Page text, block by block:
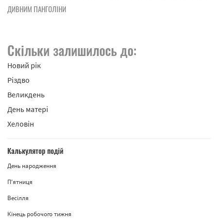
ДИВНИМ ПАНГОЛІНИ
Скільки залишилось до:
Новий рік
Різдво
Великдень
День матері
Хеловін
Калькулятор подій
День народження
П'ятниця
Весілля
Кінець робочого тижня